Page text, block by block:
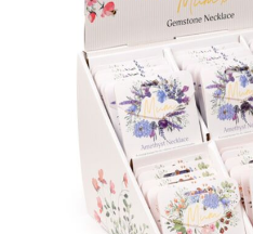
imagens
imagens